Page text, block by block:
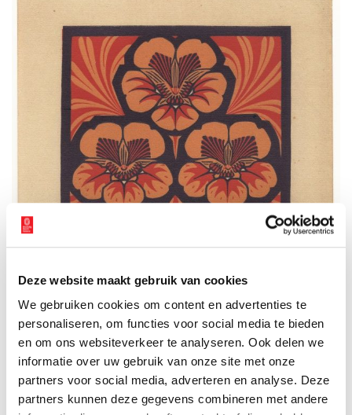
Deze website maakt gebruik van cookies
We gebruiken cookies om content en advertenties te
personaliseren, om functies voor social media te bieden
en om ons websiteverkeer te analyseren. Ook delen we
informatie over uw gebruik van onze site met onze
partners voor social media, adverteren en analyse. Deze
partners kunnen deze gegevens combineren met andere
Julie de Graag, Oost-Indische kers 1919 Kleurhoutsnede, © Gemeentemuseum Den
Haag
Julie de Graag
Veel van Bremmers leerlingen waren ontzettend onzeker en
hingen daarom zwaar op hem. Een van zijn meest getalenteerde,
maar waarschijnlijk ook meest labiele vrouwelijke leerling was
Anna Julia (Julie) de Graag (1877-1924). Haar bijzondere